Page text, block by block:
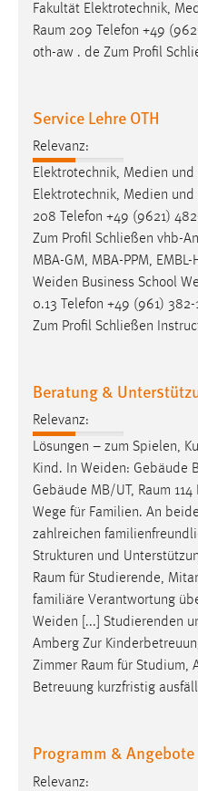
Fakultät Elektrotechnik,
Raum 209 Telefon +49
oth-aw . de Zum Profil
Service Lehre OTH
Relevanz:
Elektrotechnik, Medien
Elektrotechnik, Medien
208 Telefon +49 (9621)
Zum Profil Schließen vhb-
MBA-GM, MBA-PPM,
Weiden Business School
0.13 Telefon +49 (961)
Zum Profil Schließen
Beratung &
Relevanz:
Lösungen – zum Spielen,
Kind. In Weiden: Gebäude
Gebäude MB/UT, Raum
Wege für Familien. An
zahlreichen
Strukturen und
Raum für Studierende,
familiäre Verantwortung
Weiden [...] Studierenden
Amberg Zur
Zimmer Raum für Studium,
Betreuung kurzfristig
Programm & Angebote
Relevanz:
Name:
fe_user, be_user,
einloggen zu können.
Cookie Laufzeit:
24 Stunden
STATISTIK
Statistik Cookies
Diese Informationen
unsere Besucher
Name:
Zweck:
Zugriffsstatistik
Cookie Laufzeit:
Max. 13 Monate
MARKETING
Marketing Cookies
verwendet, um
Sie tun dies, indem sie
hinweg verfolgen.
Name:
_gcl_au